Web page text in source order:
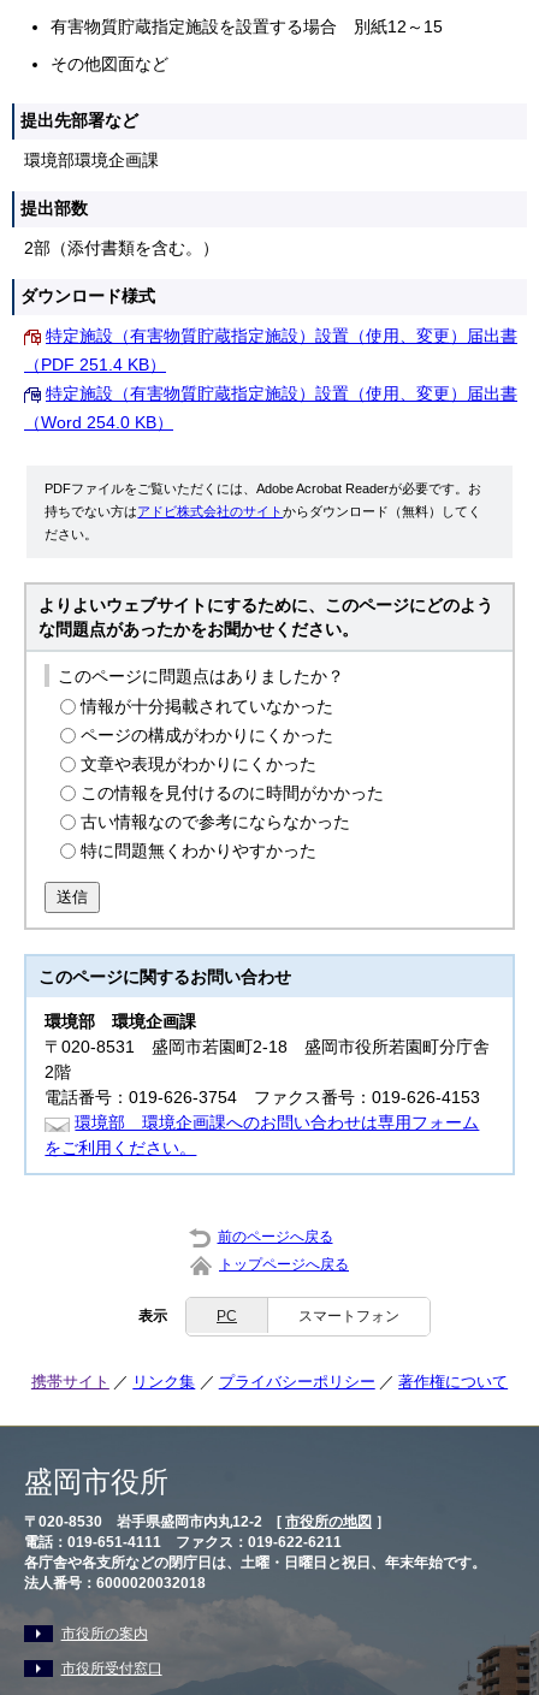
有害物質貯蔵指定施設を設置する場合 別紙12～15
その他図面など
提出先部署など
環境部環境企画課
提出部数
2部（添付書類を含む。）
ダウンロード様式
特定施設（有害物質貯蔵指定施設）設置（使用、変更）届出書
（PDF 251.4 KB）
特定施設（有害物質貯蔵指定施設）設置（使用、変更）届出書
（Word 254.0 KB）
PDFファイルをご覧いただくには、Adobe Acrobat Readerが必要です。お
持ちでない方はアドビ株式会社のサイトからダウンロード（無料）してく
ださい。
よりよいウェブサイトにするために、このページにどのよう
な問題点があったかをお聞かせください。
このページに問題点はありましたか？
情報が十分掲載されていなかった
ページの構成がわかりにくかった
文章や表現がわかりにくかった
この情報を見付けるのに時間がかかった
古い情報なので参考にならなかった
特に問題無くわかりやすかった
送信
このページに関するお問い合わせ
環境部環境企画課
〒020-8531 盛岡市若園町2-18 盛岡市役所若園町分庁舎
2階
電話番号：019-626-3754 ファクス番号：019-626-4153
環境部 環境企画課へのお問い合わせは専用フォーム
をご利用ください。
前のページへ戻る
トップページへ戻る
表示 PC スマートフォン
携帯サイト リンク集 プライバシーポリシー 著作権について
盛岡市役所
〒020-8530 岩手県盛岡市内丸12-2 [ 市役所の地図 ］
電話：019-651-4111 ファクス：019-622-6211
各庁舎や各支所などの閉庁日は、土曜・日曜日と祝日、年末年始です。
法人番号：6000020032018
市役所の案内
市役所受付窓口